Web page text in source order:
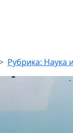
Рубрика: Наука